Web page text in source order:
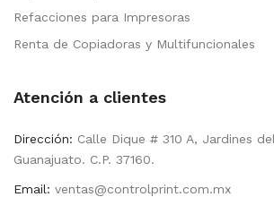
Refacciones para Impresoras
Renta de Copiadoras y Multifuncionales
Atención a clientes
Dirección: Calle Dique # 310 A, Jardines
Guanajuato. C.P. 37160.
Email: ventas@controlprint.com.mx